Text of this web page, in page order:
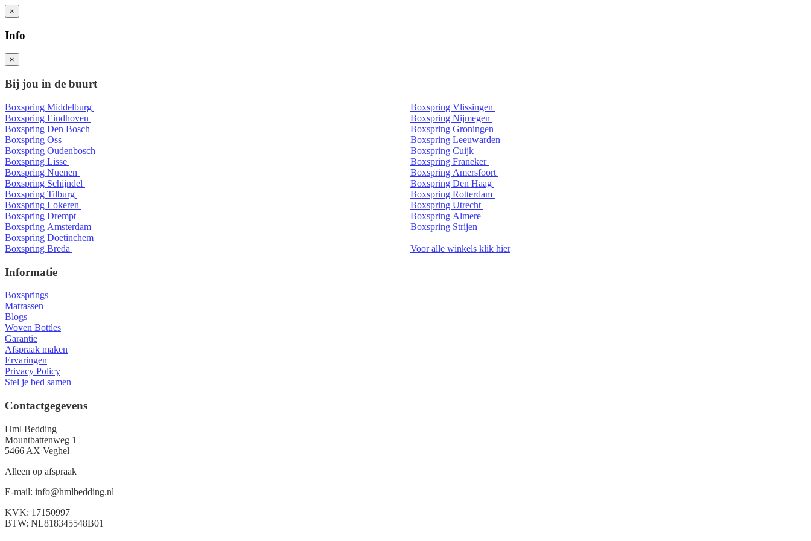
×
Info
×
Bij jou in de buurt
Boxspring Middelburg
Boxspring Eindhoven
Boxspring Den Bosch
Boxspring Oss
Boxspring Oudenbosch
Boxspring Lisse
Boxspring Nuenen
Boxspring Schijndel
Boxspring Tilburg
Boxspring Lokeren
Boxspring Drempt
Boxspring Amsterdam
Boxspring Doetinchem
Boxspring Breda
Boxspring Vlissingen
Boxspring Nijmegen
Boxspring Groningen
Boxspring Leeuwarden
Boxspring Cuijk
Boxspring Franeker
Boxspring Amersfoort
Boxspring Den Haag
Boxspring Rotterdam
Boxspring Utrecht
Boxspring Almere
Boxspring Strijen
Voor alle winkels klik hier
Informatie
Boxsprings
Matrassen
Blogs
Woven Bottles
Garantie
Afspraak maken
Ervaringen
Privacy Policy
Stel je bed samen
Contactgegevens
Hml Bedding
Mountbattenweg 1
5466 AX Veghel
Alleen op afspraak
E-mail: info@hmlbedding.nl
KVK: 17150997
BTW: NL818345548B01